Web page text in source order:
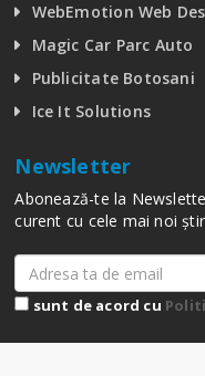
WebEmotion Web
Magic Car Parc Auto
Publicitate Botosani
Ice It Solutions
Newsletter
Abonează-te la
curent cu cele mai noi
sunt de acord cu